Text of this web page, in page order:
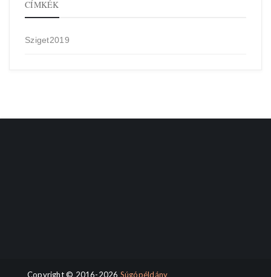
CÍMKÉK
Sziget2019
Copyright © 2016-2026 Súgópéldány